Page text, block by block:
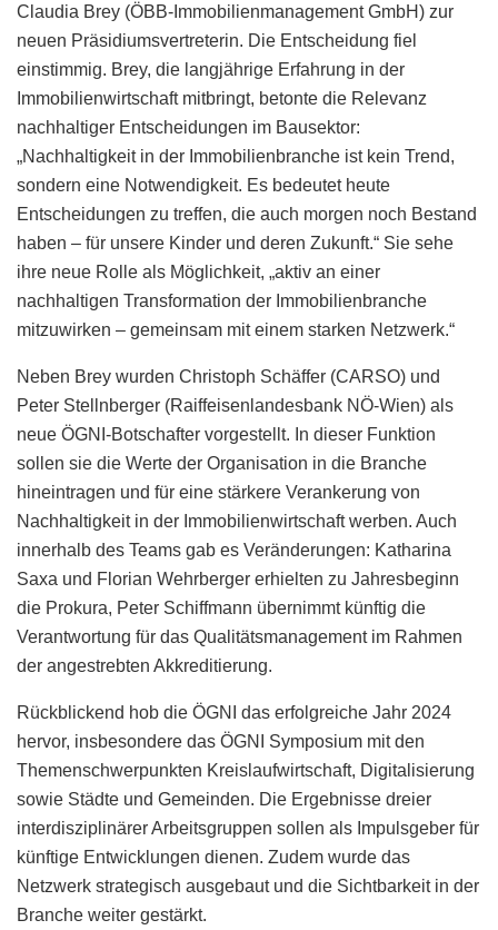
Claudia Brey (ÖBB-Immobilienmanagement GmbH) zur
neuen Präsidiumsvertreterin. Die Entscheidung fiel
einstimmig. Brey, die langjährige Erfahrung in der
Immobilienwirtschaft mitbringt, betonte die Relevanz
nachhaltiger Entscheidungen im Bausektor:
„Nachhaltigkeit in der Immobilienbranche ist kein Trend,
sondern eine Notwendigkeit. Es bedeutet heute
Entscheidungen zu treffen, die auch morgen noch Bestand
haben – für unsere Kinder und deren Zukunft.“ Sie sehe
ihre neue Rolle als Möglichkeit, „aktiv an einer
nachhaltigen Transformation der Immobilienbranche
mitzuwirken – gemeinsam mit einem starken Netzwerk.“
Neben Brey wurden Christoph Schäffer (CARSO) und
Peter Stellnberger (Raiffeisenlandesbank NÖ-Wien) als
neue ÖGNI-Botschafter vorgestellt. In dieser Funktion
sollen sie die Werte der Organisation in die Branche
hineintragen und für eine stärkere Verankerung von
Nachhaltigkeit in der Immobilienwirtschaft werben. Auch
innerhalb des Teams gab es Veränderungen: Katharina
Saxa und Florian Wehrberger erhielten zu Jahresbeginn
die Prokura, Peter Schiffmann übernimmt künftig die
Verantwortung für das Qualitätsmanagement im Rahmen
der angestrebten Akkreditierung.
Rückblickend hob die ÖGNI das erfolgreiche Jahr 2024
hervor, insbesondere das ÖGNI Symposium mit den
Themenschwerpunkten Kreislaufwirtschaft, Digitalisierung
sowie Städte und Gemeinden. Die Ergebnisse dreier
interdisziplinärer Arbeitsgruppen sollen als Impulsgeber für
künftige Entwicklungen dienen. Zudem wurde das
Netzwerk strategisch ausgebaut und die Sichtbarkeit in der
Branche weiter gestärkt.